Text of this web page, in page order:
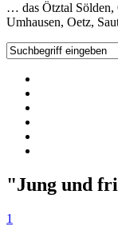
… das Ötztal Sölden,
Umhausen, Oetz,
"Jung und
1